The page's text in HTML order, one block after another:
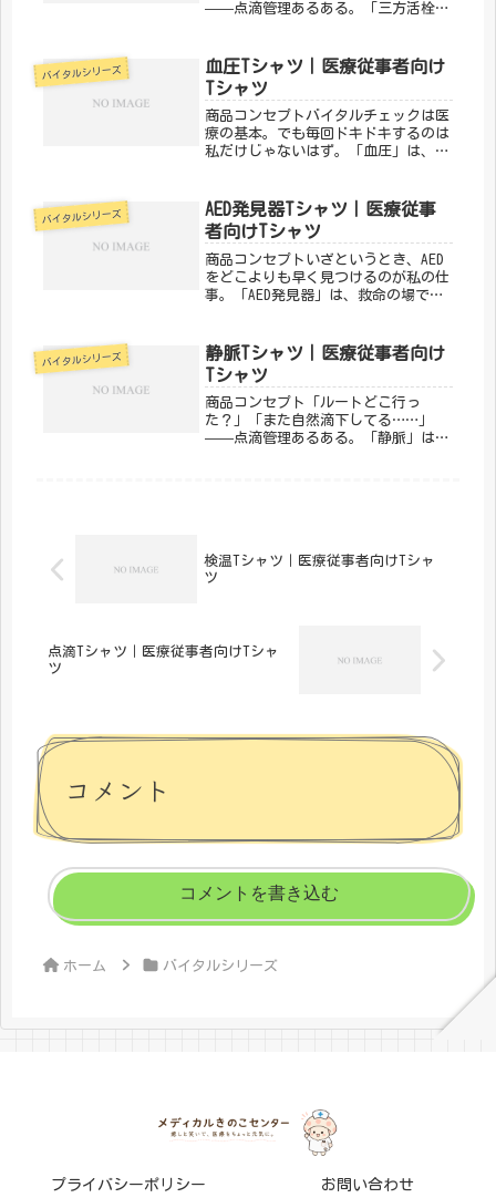
——点滴管理あるある。「三方活栓」
労と達成感を一枚に。「メディカルき
のこセンター」が手がけるこのデザイ
ンは、医...
バイタルシリーズ
血圧Tシャツ｜医療従事者向け
Tシャツ
商品コンセプトバイタルチェックは医
療の基本。でも毎回ドキドキするのは
私だけじゃないはず。「血圧」は、バ
わずうなずいてしまいます。「メディ
カルきのこセンター」が手がけるこの
デ...
バイタルシリーズ
AED発見器Tシャツ｜医療従事
者向けTシャツ
商品コンセプトいざというとき、AED
をどこよりも早く見つけるのが私の仕
事。「AED発見器」は、救命の場で活
把握しているあなたにこそ。「メディ
カルきのこセンター」が手がける...
バイタルシリーズ
静脈Tシャツ｜医療従事者向け
Tシャツ
商品コンセプト「ルートどこ行っ
た？」「また自然滴下してる……」
——点滴管理あるある。「静脈」は、
検温Tシャツ｜医療従事者向けTシャ
ツ
点滴Tシャツ｜医療従事者向けTシャ
ツ
コメント
コメントを書き込む
ホーム バイタルシリーズ
プライバシーポリシー お問い合わせ